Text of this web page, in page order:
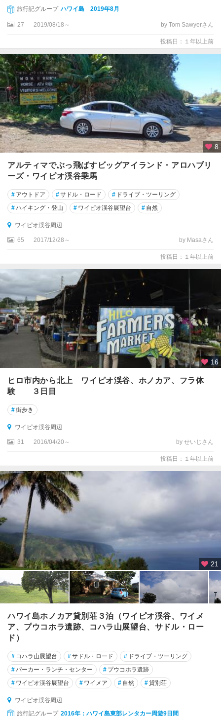
パ
リ
・
ス
ト
周
辺
ハ
ナ
ウ
マ
・
イ
辺
ハ
レ
カ
国
立
公
園
周
辺
ハ
島
ハ
イ
山
国
園
周
辺
ー
ル
・
ー
ー
周
辺
ポ
リ
シ
ア
・
カ
ル
チ
旅行記グループ ハワイ島 2019年8月
27 2019/08/18～ by Tom Sawyerさん
投稿日：１年以上前
8
アルティマでぶっ飛ばすビッグアイランド・アロハブリ
ーズ・ワイピオ渓谷乗馬
# アウトドア #サドル・ロード # ドライブ・ツーリング
#ハイキング・登山 # ワイピオ渓谷展望台 # 自然
ワイピオ渓谷周辺
65 2017/12/28～ by Masaさん
投稿日：１年以上前
16
ヒロ市内から北上 ワイピオ渓谷、ホノカア、フラ体
験 ３日目
#街歩き
ワイピオ渓谷周辺
31 2016/04/20～ by せいじさん
投稿日：１年以上前
21
ハワイ島ホノカア貸別荘３泊（ワイピオ渓谷、ワイメ
ア、プウコホラ遺跡、コハラ山展望台、サドル・ロー
ド）
# コハラ山展望台 #サドル・ロード # ドライブ・ツーリング
# パーカー・ランチ・センター # プウコホラ遺跡
# ワイピオ渓谷展望台 # ワイメア # 自然 #貸別荘
ワイピオ渓谷周辺
旅行記グループ 2016年：ハワイ島東部レンタカー周遊9日間